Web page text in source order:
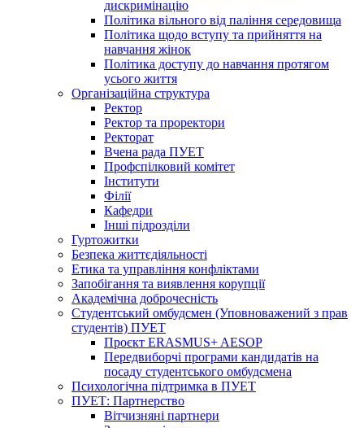
дискримінацію
Політика вільного від паління середовища
Політика щодо вступу та прийняття на
навчання жінок
Політика доступу до навчання протягом
усього життя
Організаційна структура
Ректор
Ректор та проректори
Ректорат
Вчена рада ПУЕТ
Профспілковий комітет
Інститути
Філії
Кафедри
Інші підрозділи
Гуртожитки
Безпека життєдіяльності
Етика та управління конфліктами
Запобігання та виявлення корупції
Академічна доброчесність
Студентський омбудсмен (Уповноважений з прав
студентів) ПУЕТ
Проєкт ERASMUS+ AESOP
Передвиборчі програми кандидатів на
посаду студентського омбудсмена
Психологічна підтримка в ПУЕТ
ПУЕТ: Партнерство
Вітчизняні партнери